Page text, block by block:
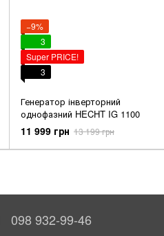
−9%
3
Super PRICE!
3
Генератор інверторний
однофазний HECHT IG 1100
11 999 грн 13 199 грн
098 932-99-46